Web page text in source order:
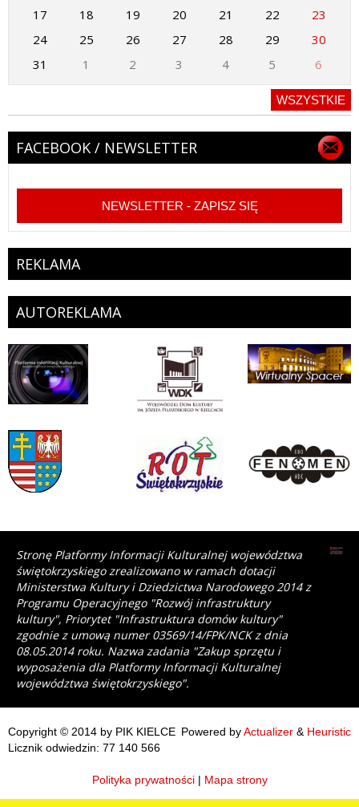
17
18 19 20 21 22
23
24
25 26 27 28 29
30
31
1 2 3 4 5 6
WSZYSTKIE
FACEBOOK / NEWSLETTER
NEWSLETTER - ZAPISZ SIĘ
REKLAMA
AUTOREKLAMA
Stronę Platformy Informacji Kulturalnej województwa
świętokrzyskiego zrealizowano w ramach dotacji
Ministerstwa Kultury i Dziedzictwa Narodowego 2014 z
Programu Operacyjnego "Rozwój infrastruktury
kultury", Priorytet "Infrastruktura domów kultury"
zgodnie z umową numer 03569/14/FPK/NCK z dnia
08.05.2014 roku. Nazwa zadania "Zakup sprzętu i
wyposażenia dla Platformy Informacji Kulturalnej
województwa świętokrzyskiego".
Powered byActualizer & Heuristic
Copyright © 2014 by PIK KIELCE
Licznik odwiedzin: 77 140 566
Polityka prywatności | Mapa strony